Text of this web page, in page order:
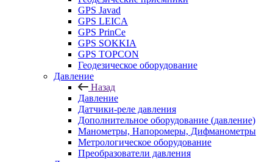
GPS Javad
GPS LEICA
GPS PrinCe
GPS SOKKIA
GPS TOPCON
Геодезическое оборудование
Давление
Назад
Давление
Датчики-реле давления
Дополнительное оборудование (давление)
Манометры, Напоромеры, Дифманометры
Метрологическое оборудование
Преобразователи давления